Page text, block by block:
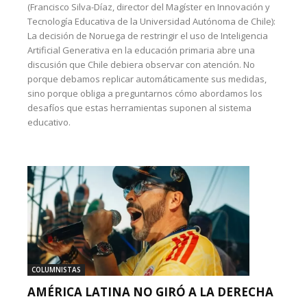
(Francisco Silva-Díaz, director del Magíster en Innovación y
Tecnología Educativa de la Universidad Autónoma de Chile):
La decisión de Noruega de restringir el uso de Inteligencia
Artificial Generativa en la educación primaria abre una
discusión que Chile debiera observar con atención. No
porque debamos replicar automáticamente sus medidas,
sino porque obliga a preguntarnos cómo abordamos los
desafíos que estas herramientas suponen al sistema
educativo.
COLUMNISTAS
AMÉRICA LATINA NO GIRÓ A LA DERECHA